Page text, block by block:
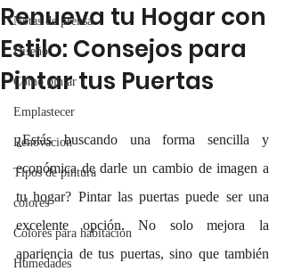
Notas de prensa
Diseño
Como pintar
Emplastecer
Renovacion
Tipos de pintura
colores
Colores para habitación
Humedades
Renueva tu Hogar con
Estilo: Consejos para
Pintar tus Puertas
¿Estás buscando una forma sencilla y
económica de darle un cambio de imagen a
tu hogar? Pintar las puertas puede ser una
excelente opción. No solo mejora la
apariencia de tus puertas, sino que también